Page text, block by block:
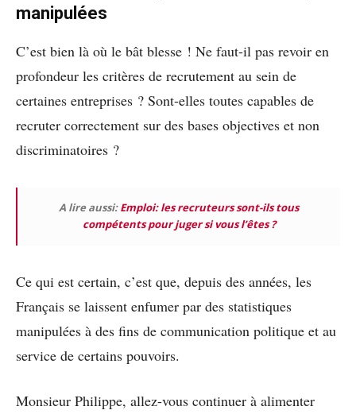
manipulées
C’est bien là où le bât blesse ! Ne faut-il pas revoir en
profondeur les critères de recrutement au sein de
certaines entreprises ? Sont-elles toutes capables de
recruter correctement sur des bases objectives et non
discriminatoires ?
A lire aussi:Emploi: les recruteurs sont-ils tous
compétents pour juger si vous l’êtes ?
Ce qui est certain, c’est que, depuis des années, les
Français se laissent enfumer par des statistiques
manipulées à des fins de communication politique et au
service de certains pouvoirs.
Monsieur Philippe, allez-vous continuer à alimenter